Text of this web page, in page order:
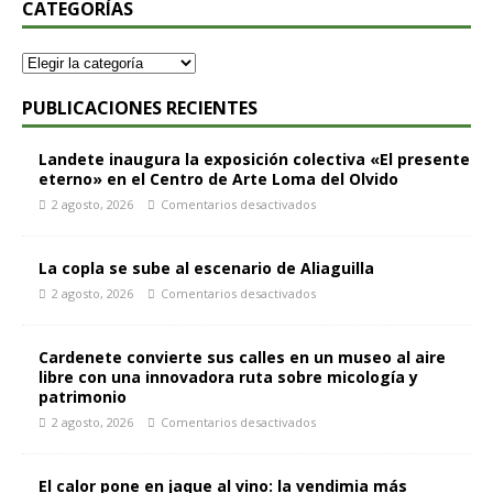
CATEGORÍAS
PUBLICACIONES RECIENTES
Landete inaugura la exposición colectiva «El presente
eterno» en el Centro de Arte Loma del Olvido
2 agosto, 2026 Comentarios desactivados
La copla se sube al escenario de Aliaguilla
2 agosto, 2026 Comentarios desactivados
Cardenete convierte sus calles en un museo al aire
libre con una innovadora ruta sobre micología y
patrimonio
2 agosto, 2026 Comentarios desactivados
El calor pone en jaque al vino: la vendimia más